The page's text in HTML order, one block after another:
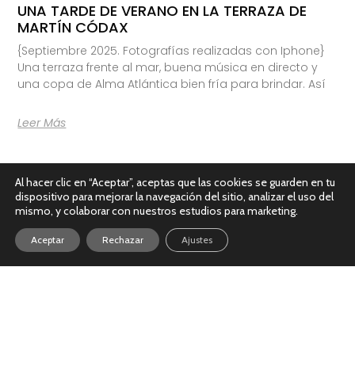
UNA TARDE DE VERANO EN LA TERRAZA DE
MARTÍN CÓDAX
{Septiembre 2025. Fotografías realizadas con Iphone}
Una terraza frente al mar, buena música en directo y
una copa de Alma Atlántica bien fría para brindar. Así
Leer Más
Al hacer clic en “Aceptar”, aceptas que las cookies se guarden en tu
dispositivo para mejorar la navegación del sitio, analizar el uso del
mismo, y colaborar con nuestros estudios para marketing.
Aceptar Rechazar Ajustes